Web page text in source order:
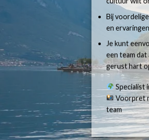
Bij
en
Je kunt
een team
gerust hart
Specialist
Voorpret
team